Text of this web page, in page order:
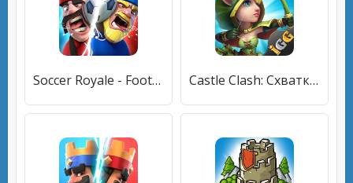
Soccer Royale - Football Clash Castle Clash: Схватка Гильдий